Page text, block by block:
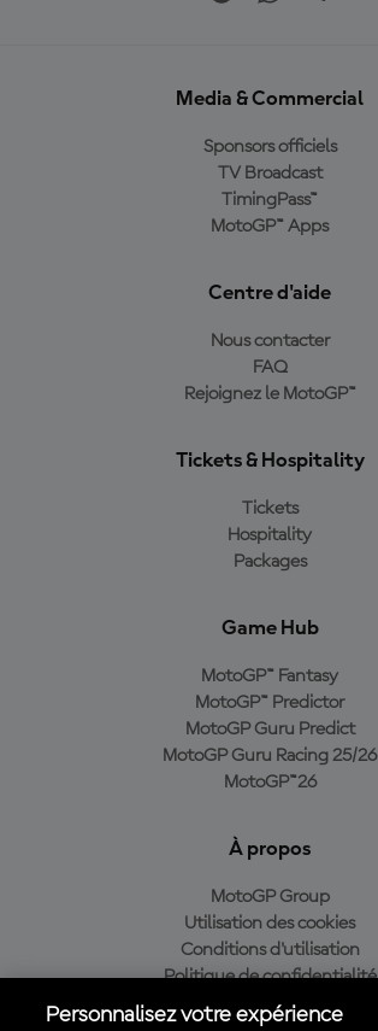
Media & Commercial
Sponsors officiels
TV Broadcast
TimingPass™
MotoGP™ Apps
Centre d'aide
Nous contacter
FAQ
Rejoignez le MotoGP™
Tickets & Hospitality
Tickets
Hospitality
Packages
Game Hub
MotoGP™ Fantasy
MotoGP™ Predictor
MotoGP Guru Predict
MotoGP Guru Racing 25/26
MotoGP™26
À propos
MotoGP Group
Utilisation des cookies
Conditions d'utilisation
Politique de confidentialité
Politique d’achat
Personnalisez votre expérience